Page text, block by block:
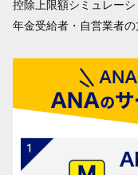
控除上限額シミュレーシ
年金受給者・自営業者の